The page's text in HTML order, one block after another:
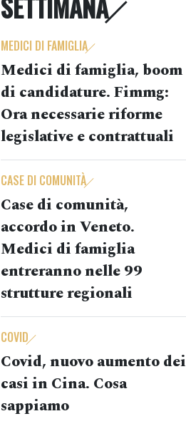
MEDICI DI FAMIGLIA
Medici di famiglia, boom
di candidature. Fimmg:
Ora necessarie riforme
legislative e contrattuali
CASE DI COMUNITÀ
Case di comunità,
accordo in Veneto.
Medici di famiglia
entreranno nelle 99
strutture regionali
COVID
Covid, nuovo aumento dei
casi in Cina. Cosa
sappiamo